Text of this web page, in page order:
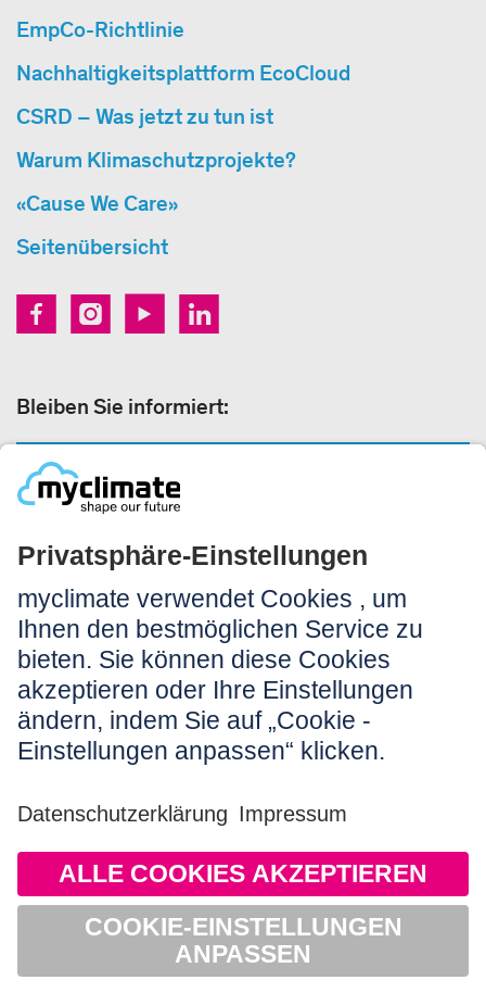
EmpCo-Richtlinie
Nachhaltigkeitsplattform EcoCloud
CSRD – Was jetzt zu tun ist
Warum Klimaschutzprojekte?
«Cause We Care»
Seitenübersicht
Bleiben Sie informiert:
Rechtliches:
Impressum
Nutzungshinweis
AGB
Datenschutz
Barrierefreiheit